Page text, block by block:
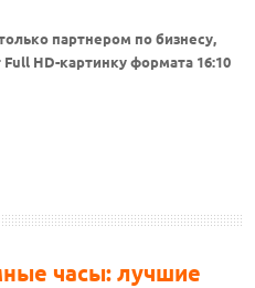
партнером по бизнесу,
HD-картинку формата 16:10
часы: лучшие